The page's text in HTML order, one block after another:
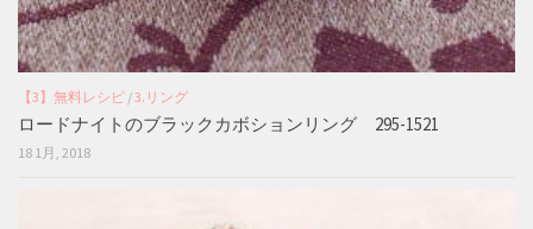
【3】無料レシピ /3.リング
ロードナイトのブラックカボションリング 295-1521
18 1月, 2018